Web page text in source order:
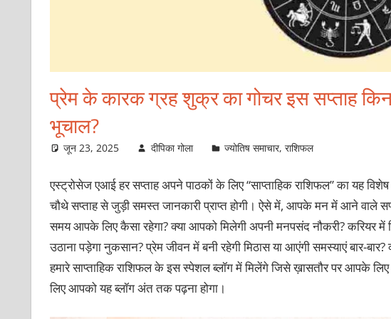
प्रेम के कारक ग्रह शुक्र का गोचर इस सप्ताह
भूचाल?
जून 23, 2025 दीपिका गोला ज्योतिष समाचार,राशिफल
एस्ट्रोसेज एआई हर सप्ताह अपने पाठकों के लिए “साप्ताहिक राशिफल” का यह
चौथे सप्ताह से जुड़ी समस्त जानकारी प्राप्त होगी। ऐसे में, आपके मन में आने वाले
समय आपके लिए कैसा रहेगा? क्या आपको मिलेगी अपनी मनपसंद नौकरी? करियर में
उठाना पड़ेगा नुकसान? प्रेम जीवन में बनी रहेगी मिठास या आएंगी समस्याएं बार-
हमारे साप्ताहिक राशिफल के इस स्पेशल ब्लॉग में मिलेंगे जिसे ख़ासतौर पर आपके
लिए आपको यह ब्लॉग अंत तक पढ़ना होगा।